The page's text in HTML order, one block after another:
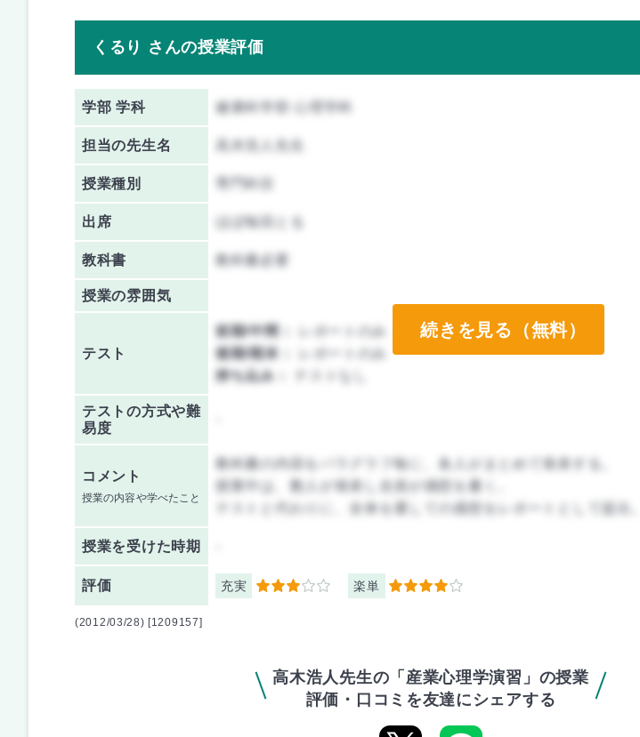
くるり さんの授業評価
学部 学科 健康科学部 心理学科
担当の先生名
授業種別 専門科目
出席 ほぼ毎回とる
教科書 教科書必要
授業の雰囲気
テスト
前期/中間：
レポートのみ
後期/期末：
レポートのみ
持ち込み：
テストの方式や難
易度
コメント
授業の内容や学べたこと
教科書の内容をパラグラフ毎に、各人がまとめて発表する。
授業中は、数人が発表し全員が感想を書く。
テストと代わりに、全体を通しての感想をレポートとして提出。
授業を受けた時期
評価 充実 3 楽単 4
続きを見る（無料）
(2012/03/28) [1209157]
高木浩人先生の「産業心理学演習」の授業
評価・口コミを友達にシェアする